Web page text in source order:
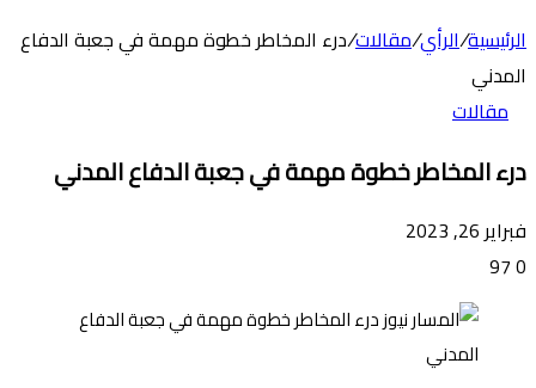
المظلم
الرئيسية/الرأي/مقالات/درء المخاطر خطوة مهمة في جعبة الدفاع
المدني
مقالات
درء المخاطر خطوة مهمة في جعبة الدفاع المدني
فبراير 26, 2023
0